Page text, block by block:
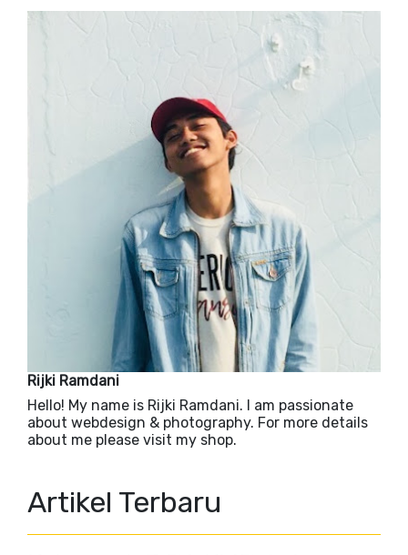
Rijki Ramdani
Hello! My name is Rijki Ramdani. I am passionate
about webdesign & photography. For more details
about me please visit my shop.
Artikel Terbaru